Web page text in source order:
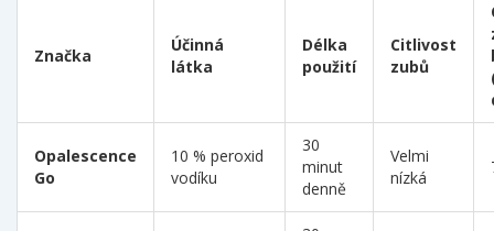
Značka
Účinná
látka
Délka
použití
Citlivost
zubů
Opalescence
Go
10 % peroxid
vodíku
30
minut
denně
Velmi
nízká